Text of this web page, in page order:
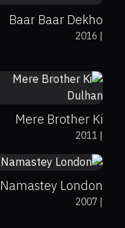
Baar Baar Dekho
|
2016
Mere Brother Ki
Dulhan|
2011
7.1
Namastey London
|
2007